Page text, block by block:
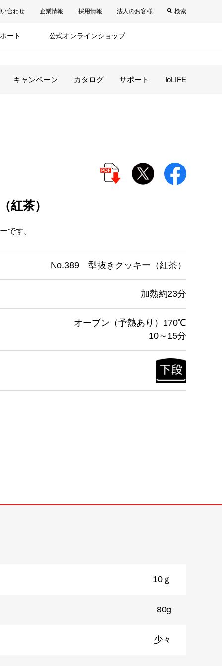
合わせ 企業情報 採用情報 法人のお客様 検索
ート 公式オンラインショップ
キャンペーン カタログ サポート IoLIFE
紅茶）
です。
No.389 型抜きクッキー（紅茶）
加熱約23分
オーブン（予熱あり）170℃
10～15分
10ｇ
80g
少々